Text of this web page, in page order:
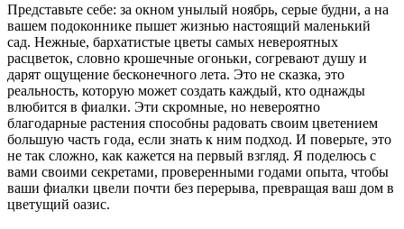
Представьте себе: за окном унылый ноябрь, серые будни, а на
вашем подоконнике пышет жизнью настоящий маленький
сад. Нежные, бархатистые цветы самых невероятных
расцветок, словно крошечные огоньки, согревают душу и
дарят ощущение бесконечного лета. Это не сказка, это
реальность, которую может создать каждый, кто однажды
влюбится в фиалки. Эти скромные, но невероятно
благодарные растения способны радовать своим цветением
большую часть года, если знать к ним подход. И поверьте, это
не так сложно, как кажется на первый взгляд. Я поделюсь с
вами своими секретами, проверенными годами опыта, чтобы
ваши фиалки цвели почти без перерыва, превращая ваш дом в
цветущий оазис.